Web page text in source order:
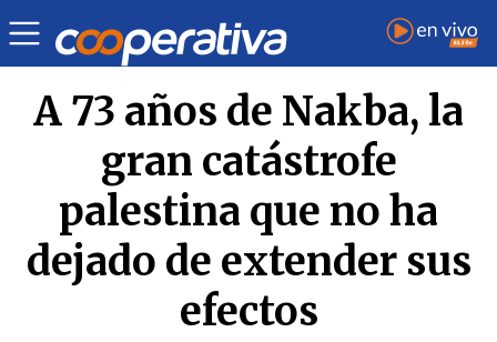
Opinión | Maurice Khamis
A 73 años de Nakba, la
gran catástrofe
palestina que no ha
dejado de extender sus
efectos